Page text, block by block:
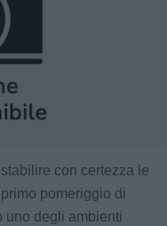
con certezza le
pomeriggio di
uno degli ambienti